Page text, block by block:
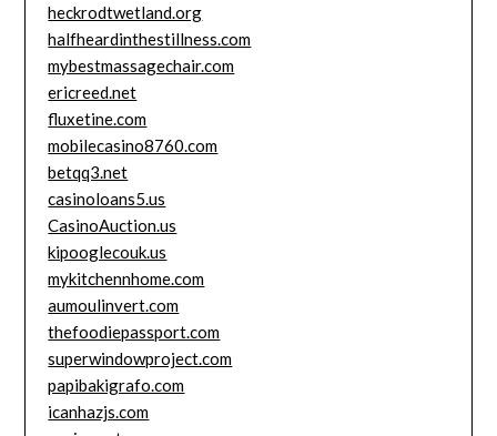
heckrodtwetland.org
halfheardinthestillness.com
mybestmassagechair.com
ericreed.net
fluxetine.com
mobilecasino8760.com
betqq3.net
casinoloans5.us
CasinoAuction.us
kipooglecouk.us
mykitchennhome.com
aumoulinvert.com
thefoodiepassport.com
superwindowproject.com
papibakigrafo.com
icanhazjs.com